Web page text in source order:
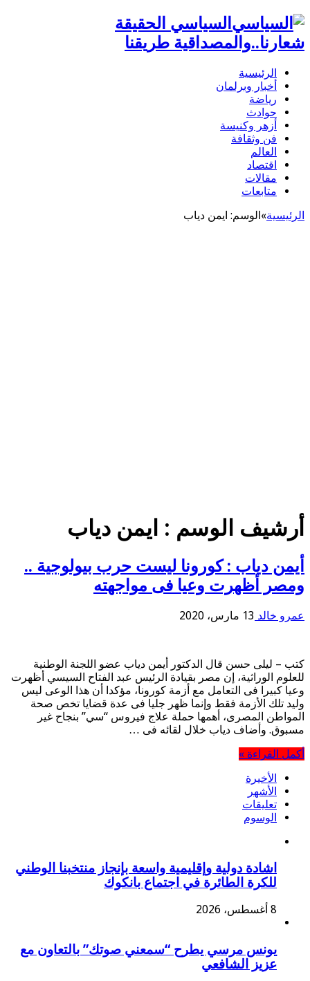
السياسي الحقيقة
شعارنا..والمصداقية طريقنا
الرئيسية
أخبار وبرلمان
رياضة
حوادث
أزهر وكنيسة
فن وثقافة
العالم
اقتصاد
مقالات
متابعات
الرئيسية»الوسم: ايمن دياب
أرشيف الوسم : ايمن دياب
أيمن دياب : كورونا ليست حرب بيولوجية ..
ومصر أظهرت وعيا فى مواجهته
عمرو خالد 13 مارس، 2020
كتب – ليلى حسن قال الدكتور أيمن دياب عضو اللجنة الوطنية
للعلوم الوراثية، إن مصر بقيادة الرئيس عبد الفتاح السيسي أظهرت
وعيا كبيرا فى التعامل مع أزمة كورونا، مؤكدا أن هذا الوعى ليس
وليد تلك الأزمة فقط وإنما ظهر جليا فى عدة قضايا تخص صحة
المواطن المصرى، أهمها حملة علاج فيروس “سي” بنجاح غير
مسبوق. وأضاف دياب خلال لقائه فى …
أكمل القراءة »
الأخيرة
الأشهر
تعليقات
الوسوم
اشادة دولية وإقليمية واسعة بإنجاز منتخبنا الوطني
للكرة الطائرة في اجتماع بانكوك
8 أغسطس، 2026
يونس مرسي يطرح “سمعني صوتك” بالتعاون مع
عزيز الشافعي